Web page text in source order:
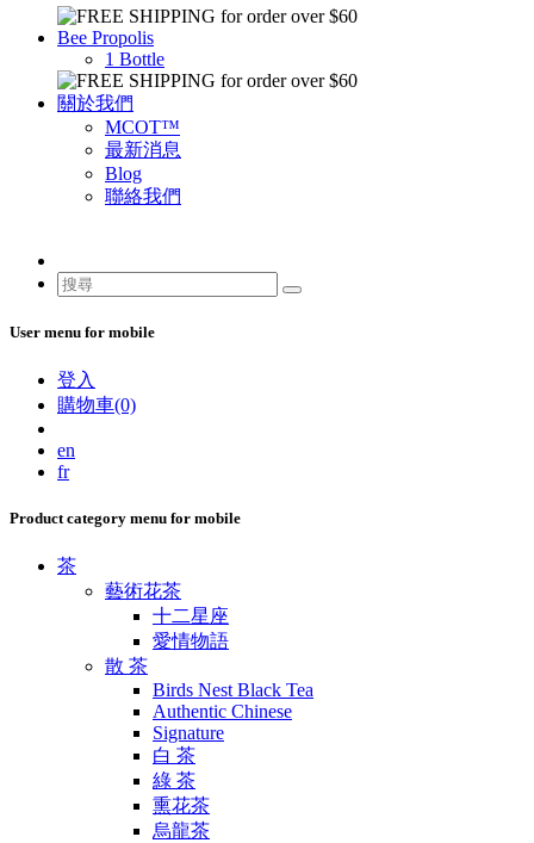
Bee Propolis
1 Bottle
關於我們
MCOT™
最新消息
Blog
聯絡我們
User menu for mobile
登入
購物車(0)
en
fr
Product category menu for mobile
茶
藝術花茶
十二星座
愛情物語
散 茶
Birds Nest Black Tea
Authentic Chinese
Signature
白 茶
綠 茶
熏花茶
烏龍茶